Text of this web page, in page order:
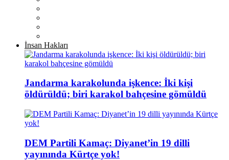
İnsan Hakları
Jandarma karakolunda işkence: İki kişi
öldürüldü; biri karakol bahçesine gömüldü
DEM Partili Kamaç: Diyanet’in 19 dilli
yayınında Kürtçe yok!